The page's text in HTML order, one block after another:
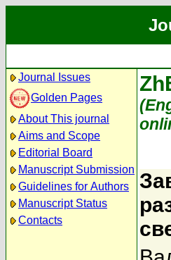
Journal Issues
Golden Pages
About This journal
Aims and Scope
Editorial Board
Manuscript Submission
Guidelines for Authors
Manuscript Status
Contacts